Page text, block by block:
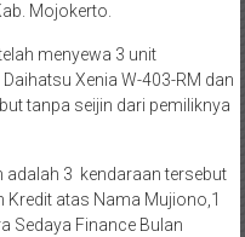
Mojokerto.
menyewa 3 unit
Xenia W-403-RM dan
tanpa seijin dari pemiliknya
adalah 3 kendaraan tersebut
Kredit atas Nama Mujiono,1
Sedaya Finance Bulan